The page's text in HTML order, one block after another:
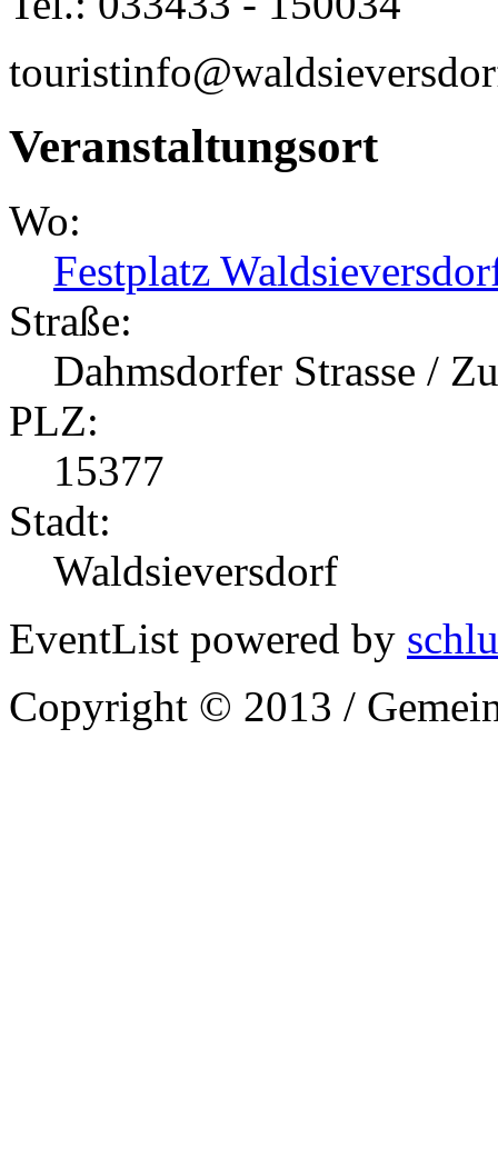
Veranstaltungsort
Wo:
Festplatz
Straße:
Dahmsdorfer Strasse /
PLZ:
15377
Stadt:
Waldsieversdorf
EventList powered by
Copyright © 2013 /